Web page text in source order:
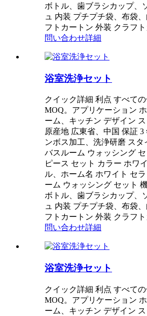
ボトル、歯ブラシカップ、
ュ 内装 プチプチ袋、布袋
フトカートン 外装 クラフト
問い合わせ詳細
浴室洗浄セット
クイック詳細 利点 すべて
MOQ。アプリケーション
ーム、キッチン デザイン
原産地 広東省、中国 保証 3
ンボス加工、洗浄研磨 スタ
バスルーム ウォッシング
ピース セット カラー ホワ
ル、ホーム名 ホワイト セ
ーム ウォッシング セット
ボトル、歯ブラシカップ、
ュ 内装 プチプチ袋、布袋
フトカートン 外装 クラフト
問い合わせ詳細
浴室洗浄セット
クイック詳細 利点 すべて
MOQ。アプリケーション
ーム、キッチン デザイン